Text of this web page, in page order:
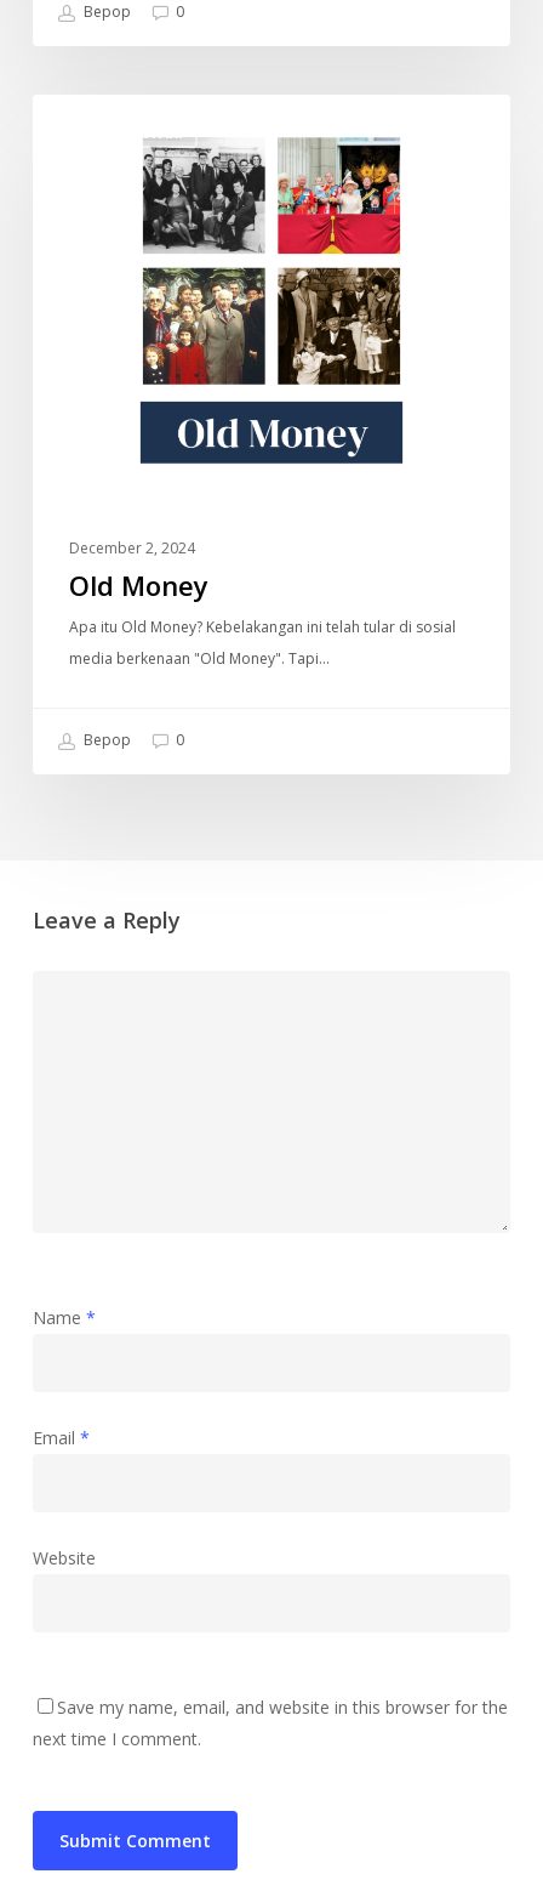
Bepop 0
DOKUMENTARI
December 2, 2024
Old Money
Apa itu Old Money? Kebelakangan ini telah tular di sosial
media berkenaan "Old Money". Tapi…
Bepop 0
Leave a Reply
Name *
Email *
Website
Save my name, email, and website in this browser for the
next time I comment.